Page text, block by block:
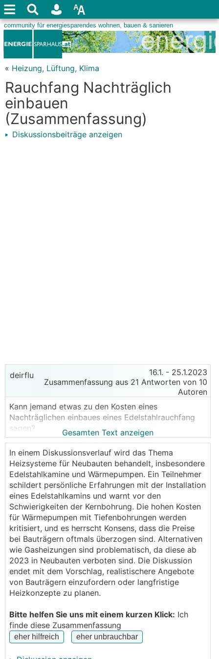
« Heizung, Lüftung, Klima
Rauchfang Nachträglich
einbauen
(Zusammenfassung)
Diskussionsbeiträge anzeigen
deirflu 16.1. - 25.1.2023
Zusammenfassung aus 21 Antworten von 10
Autoren
Kann jemand etwas zu den Kosten eines
Nachträglichen einbaues eines Edelstahlrauchfang
sagen?
Wir haben es jetzt bei unserem Doppelhaus direkt
bei der Baufirma anbieten lassen, hier würde es € 10
000,- kosten. Nach kurzer Internetrecherche und
meinem Bauchgefühl kommt mir das deutlich zu
teuer vor. Würde mich interessieren wie da die
Erfahrungen sind.
Das Haus ist ein Standart 120m² Doppelhaus mit
Pultdach, 25er Ziegel mit VWS.
Standart wäre auch eine Gas Heizung. Hier haben
wir den wechsel auf einer WWP mit Tiefenbohrun
angefragt, auch hier wären die Kosten recht hoch
bzw nicht wirtschaftlich.
LG
Gesamten Text anzeigen
In einem Diskussionsverlauf wird das Thema
Heizsysteme für Neubauten behandelt, insbesondere
Edelstahlkamine und Wärmepumpen. Ein Teilnehmer
schildert persönliche Erfahrungen mit der Installation
eines Edelstahlkamins und warnt vor den
Schwierigkeiten der Kernbohrung. Die hohen Kosten
für Wärmepumpen mit Tiefenbohrungen werden
kritisiert, und es herrscht Konsens, dass die Preise
bei Bauträgern oftmals überzogen sind. Alternativen
wie Gasheizungen sind problematisch, da diese ab
2023 in Neubauten verboten sind. Die Diskussion
endet mit dem Vorschlag, realistischere Angebote
von Bauträgern einzufordern oder langfristige
Heizkonzepte zu planen.
Bitte helfen Sie uns mit einem kurzen Klick: Ich
finde diese Zusammenfassung